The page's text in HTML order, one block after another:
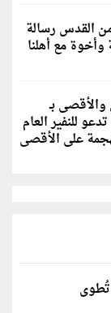
القدس رسالة
مع أهلنا
بـ
للنفير العام
على الأقصى
تُطوى